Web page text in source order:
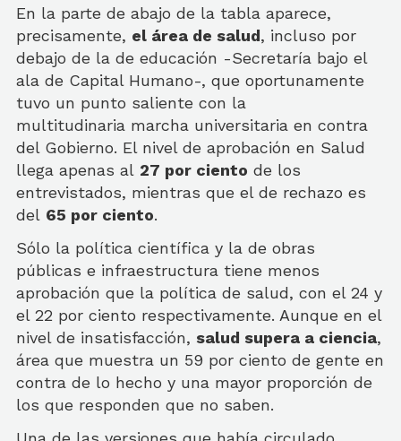
En la parte de abajo de la tabla aparece,
precisamente, el área de salud, incluso por
debajo de la de educación -Secretaría bajo el
ala de Capital Humano-, que oportunamente
tuvo un punto saliente con la
multitudinaria marcha universitaria en contra
del Gobierno. El nivel de aprobación en Salud
llega apenas al 27 por ciento de los
entrevistados, mientras que el de rechazo es
del 65 por ciento.
Sólo la política científica y la de obras
públicas e infraestructura tiene menos
aprobación que la política de salud, con el 24 y
el 22 por ciento respectivamente. Aunque en el
nivel de insatisfacción, salud supera a ciencia,
área que muestra un 59 por ciento de gente en
contra de lo hecho y una mayor proporción de
los que responden que no saben.